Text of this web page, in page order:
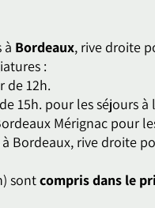
à Bordeaux, rive droite
:
de 12h.
15h. pour les séjours à
Mérignac pour
Bordeaux, rive droite
sontcompris dans le